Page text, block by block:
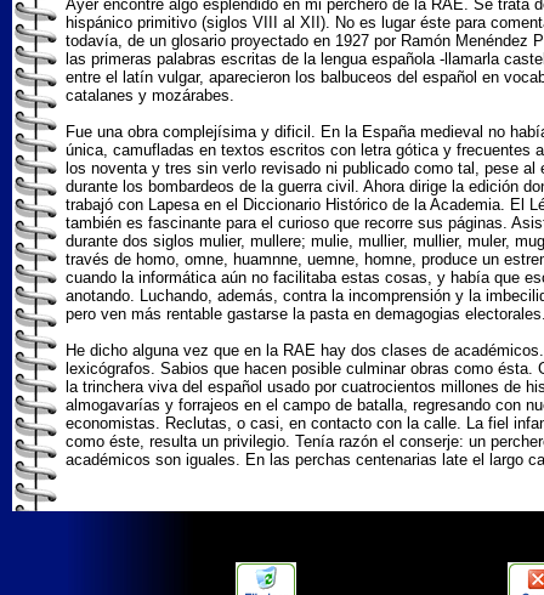
Ayer encontré algo espléndido en mi perchero de la RAE. Se trata
hispánico primitivo (siglos VIII al XII). No es lugar éste para
todavía, de un glosario proyectado en 1927 por Ramón
las primeras palabras escritas de la lengua española -llamarla
entre el latín vulgar, aparecieron los balbuceos del español en
catalanes y mozárabes.
Fue una obra complejísima y dificil. En la España medieval no
única, camufladas en textos escritos con letra gótica y frecuentes
los noventa y tres sin verlo revisado ni publicado como tal, pese
durante los bombardeos de la guerra civil. Ahora dirige la edición
trabajó con Lapesa en el Diccionario Histórico de la Academia. El
también es fascinante para el curioso que recorre sus páginas.
durante dos siglos mulier, mullere; mulie, mullier, mullier, muler,
través de homo, omne, huamnne, uemne, homne, produce un
cuando la informática aún no facilitaba estas cosas, y había que
anotando. Luchando, además, contra la incomprensión y la
pero ven más rentable gastarse la pasta en demagogias
He dicho alguna vez que en la RAE hay dos clases de
lexicógrafos. Sabios que hacen posible culminar obras como
la trinchera viva del español usado por cuatrocientos millones de
almogavarías y forrajeos en el campo de batalla, regresando con
economistas. Reclutas, o casi, en contacto con la calle. La fiel
como éste, resulta un privilegio. Tenía razón el conserje: un
académicos son iguales. En las perchas centenarias late el largo